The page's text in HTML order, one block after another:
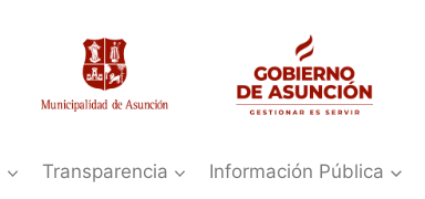
Transparencia Información Pública